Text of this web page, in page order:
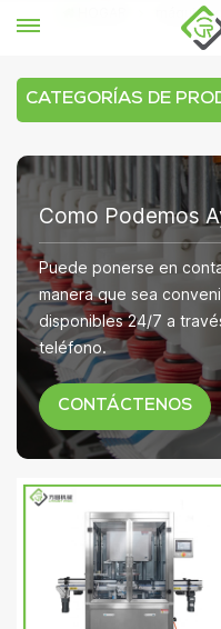
CATEGORÍAS DE
Como Podemos
Puede ponerse en
manera que sea
disponibles 24/7 a
teléfono.
CONTÁCTENOS